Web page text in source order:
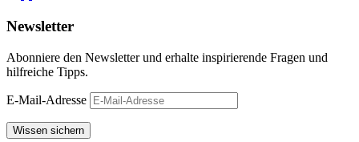
Newsletter
Abonniere den Newsletter und erhalte inspirierende Fragen und
hilfreiche Tipps.
E-Mail-Adresse